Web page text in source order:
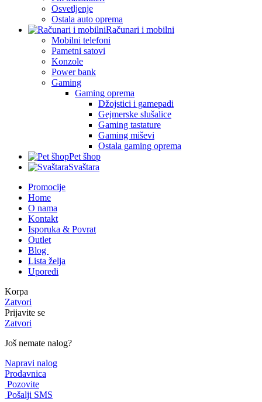
Osvetljenje
Ostala auto oprema
Računari i mobilni
Mobilni telefoni
Pametni satovi
Konzole
Power bank
Gaming
Gaming oprema
Džojstici i gamepadi
Gejmerske slušalice
Gaming tastature
Gaming miševi
Ostala gaming oprema
Pet šhop
Svaštara
Promocije
Home
O nama
Kontakt
Isporuka & Povrat
Outlet
Blog
Lista želja
Uporedi
Korpa
Zatvori
Prijavite se
Zatvori
Još nemate nalog?
Napravi nalog
Prodavnica
Pozovite
Pošalji SMS